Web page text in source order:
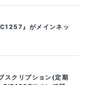
』がメインネッ
スクリプション(定期